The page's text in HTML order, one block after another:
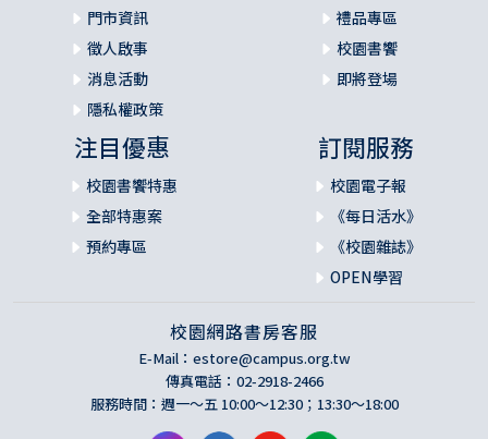
門市資訊
徵人啟事
消息活動
隱私權政策
禮品專區
校園書饗
即將登場
注目優惠
校園書饗特惠
全部特惠案
預約專區
訂閱服務
校園電子報
《每日活水》
《校園雜誌》
OPEN學習
校園網路書房客服
E-Mail： estore@campus.org.tw
傳真電話：02-2918-2466
服務時間：週一～五 10:00～12:30；13:30～18:00